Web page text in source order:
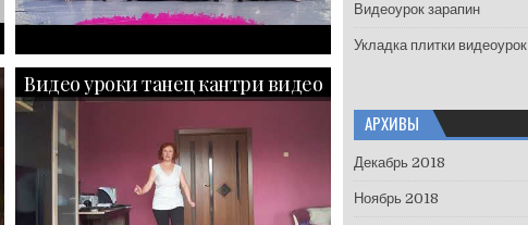
Видео уроки танец кантри видео
Видеоурок зарапин
Укладка плитки видеоурок
АРХИВЫ
Декабрь 2018
Ноябрь 2018